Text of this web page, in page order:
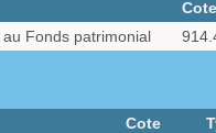
Cote
Fonds patrimonial
Cote